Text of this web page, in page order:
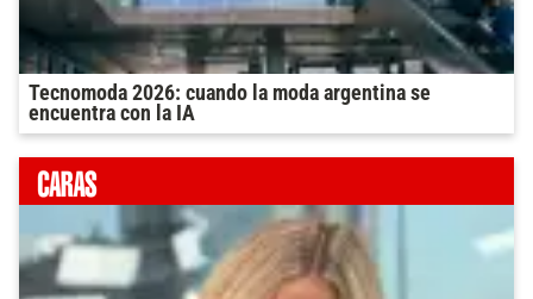
Tecnomoda 2026: cuando la moda argentina se
encuentra con la IA